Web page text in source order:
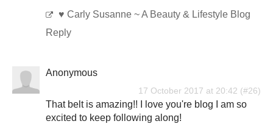
♥ Carly Susanne ~ A Beauty & Lifestyle Blog
Reply
Anonymous
17 October 2017 at 20:42
That belt is amazing!! I love you're blog I am so
excited to keep following along!